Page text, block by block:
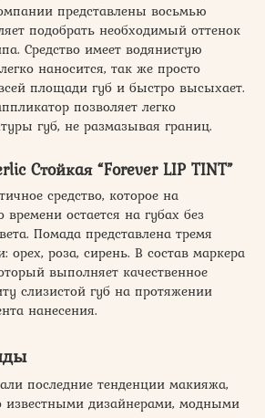
представлены восьмью
подобрать необходимый оттенок
Средство имеет водянистую
наносится, так же просто
площади губ и быстро высыхает.
позволяет легко
губ, не размазывая границ.
Стойкая “Forever LIP TINT”
средство, которое на
времени остается на губах без
Помада представлена тремя
роза, сирень. В состав маркера
выполняет качественное
слизистой губ на протяжении
нанесения.
последние тенденции макияжа,
известными дизайнерами, модными